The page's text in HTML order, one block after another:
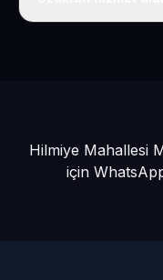
Hilmiye Mahallesi
için